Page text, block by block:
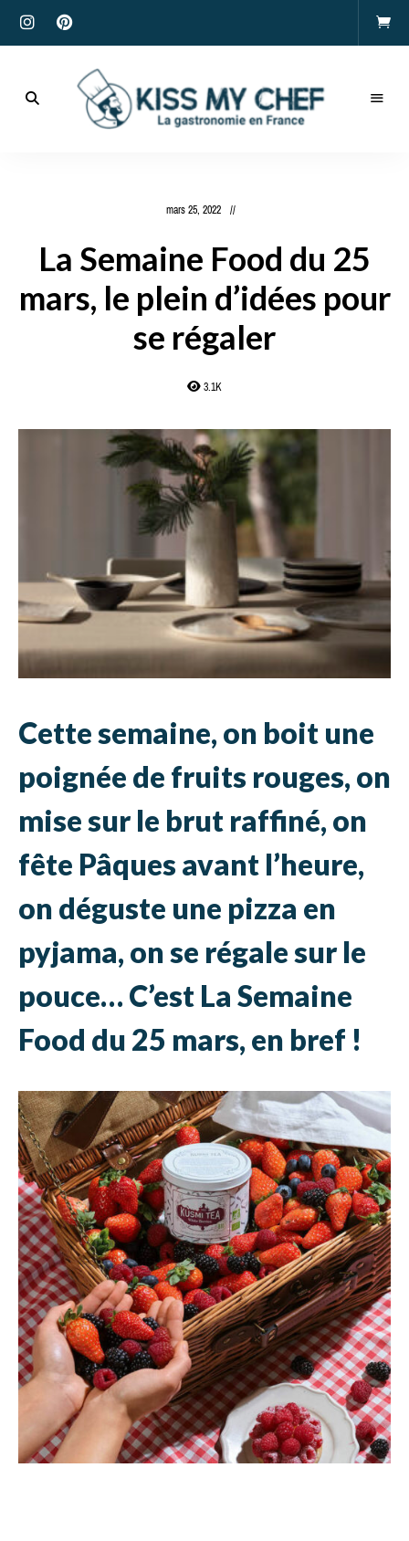
mars 25, 2022
La Semaine Food du 25
mars, le plein d’idées pour
se régaler
3.1K
Cette semaine, on boit une
poignée de fruits rouges, on
mise sur le brut raffiné, on
fête Pâques avant l’heure,
on déguste une pizza en
pyjama, on se régale sur le
pouce… C’est La Semaine
Food du 25 mars, en bref !